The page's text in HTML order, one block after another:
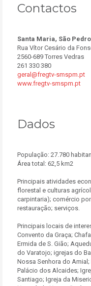
Contactos
Santa Maria, São
Rua Vítor Cesário da
2560-689 Torres Vedras
261 330 380
geral@fregtv-smspm.pt
www.fregtv-smspm.pt
Dados
População: 27.780
Área total: 62,5 km2
Principais atividades
florestal e culturas
carpintaria); comércio
restauração; serviços.
Principais locais de
Convento da Graça;
Ermida de S. Gião;
do Varatojo; igrejas do
Nossa Senhora do
Palácio dos Alcaides;
Santiago; Igreja da